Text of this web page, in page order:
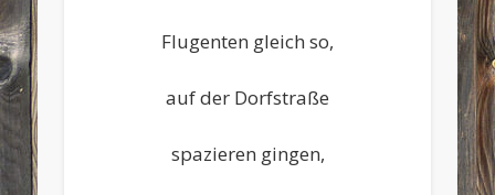
Flugenten gleich so,
auf der Dorfstraße
spazieren gingen,